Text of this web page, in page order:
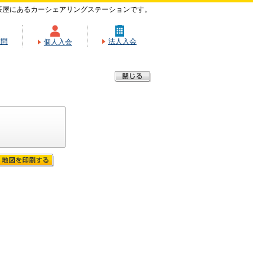
にあるカーシェアリングステーションです。
個人入会 法人入会